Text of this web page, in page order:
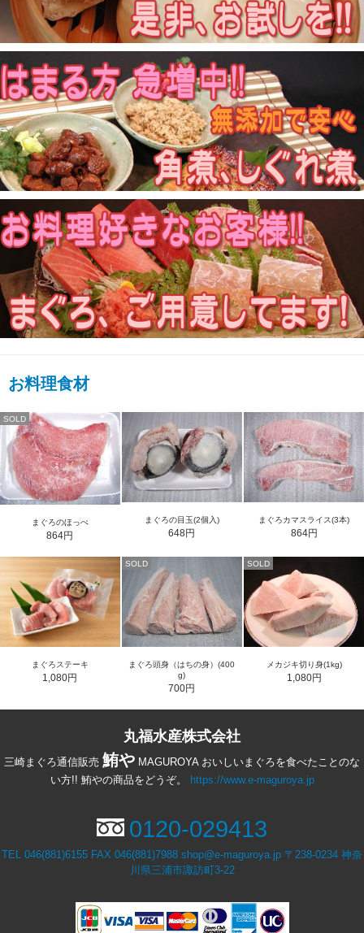
お料理食材
SOLD
まぐろのほっぺ
864円
まぐろの目玉(2個入)
648円
まぐろカマスライス(3本)
864円
まぐろステーキ
1,080円
SOLD
まぐろ頭身（はちの身）(400
g)
700円
SOLD
メカジキ切り身(1kg)
1,080円
丸福水産株式会社
三崎まぐろ通信販売 鮪や MAGUROYA おいしいまぐろを食べたことのな
い方!! 鮪やの商品をどうぞ。
https://www.e-maguroya.jp
0120-029413
TEL 046(881)6155 FAX 046(881)7988 shop@e-maguroya.jp 〒238-0234 神奈
川県三浦市諏訪町3-22